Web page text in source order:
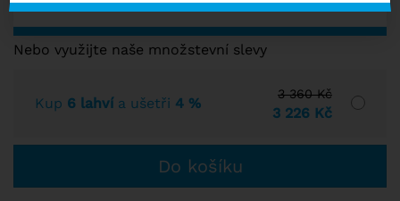
SKLADEM VÍCE NEŽ 10 KS
Nebo využijte naše množstevní slevy
Kup 6 lahvía ušetři 4 %
3 360 Kč
3 226 Kč